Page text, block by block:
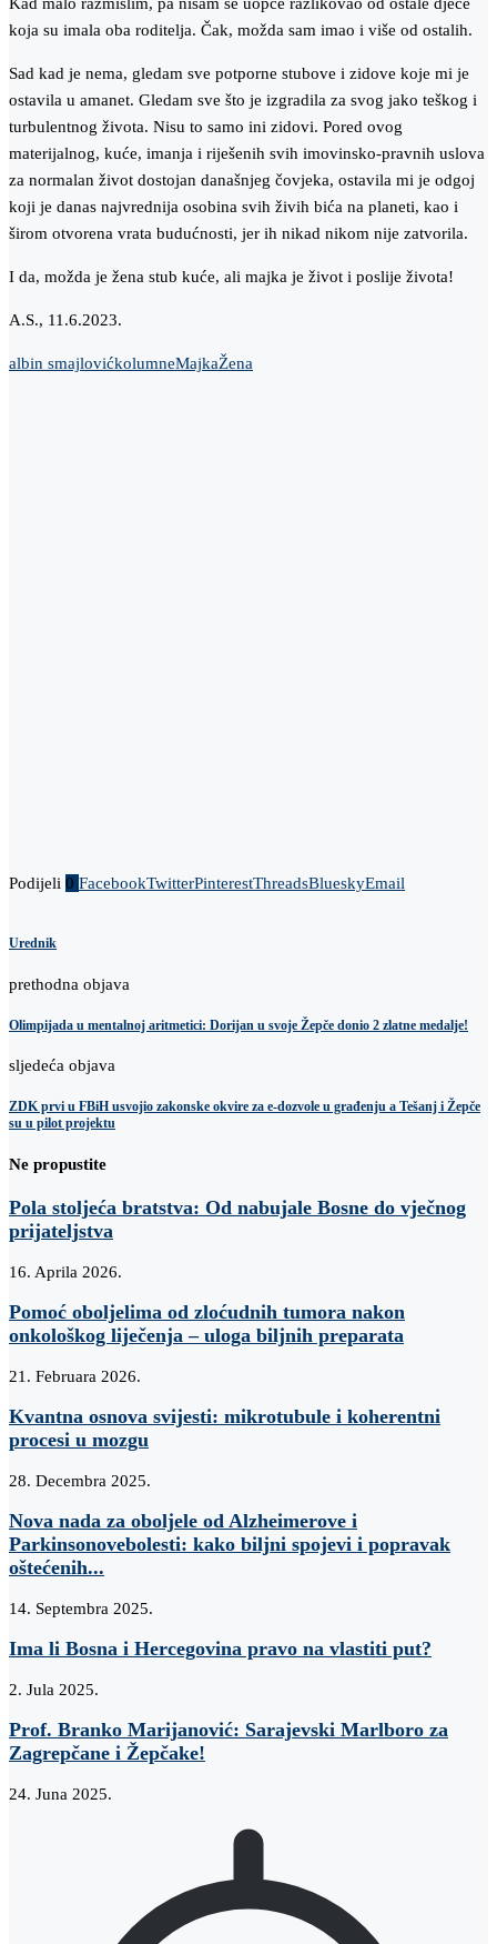
Kad malo razmislim, pa nisam se uopće razlikovao od ostale djece
koja su imala oba roditelja. Čak, možda sam imao i više od ostalih.
Sad kad je nema, gledam sve potporne stubove i zidove koje mi je
ostavila u amanet. Gledam sve što je izgradila za svog jako teškog i
turbulentnog života. Nisu to samo ini zidovi. Pored ovog
materijalnog, kuće, imanja i riješenih svih imovinsko-pravnih uslova
za normalan život dostojan današnjeg čovjeka, ostavila mi je odgoj
koji je danas najvrednija osobina svih živih bića na planeti, kao i
širom otvorena vrata budućnosti, jer ih nikad nikom nije zatvorila.
I da, možda je žena stub kuće, ali majka je život i poslije života!
A.S., 11.6.2023.
albin smajlovićkolumneMajkaŽena
Podijeli 0 FacebookTwitterPinterestThreadsBlueskyEmail
Urednik
prethodna objava
Olimpijada u mentalnoj aritmetici: Dorijan u svoje Žepče donio 2 zlatne medalje!
sljedeća objava
ZDK prvi u FBiH usvojio zakonske okvire za e-dozvole u građenju a Tešanj i Žepče
su u pilot projektu
Ne propustite
Pola stoljeća bratstva: Od nabujale Bosne do vječnog
prijateljstva
16. Aprila 2026.
Pomoć oboljelima od zloćudnih tumora nakon
onkološkog liječenja – uloga biljnih preparata
21. Februara 2026.
Kvantna osnova svijesti: mikrotubule i koherentni
procesi u mozgu
28. Decembra 2025.
Nova nada za oboljele od Alzheimerove i
Parkinsonovebolesti: kako biljni spojevi i popravak
oštećenih...
14. Septembra 2025.
Ima li Bosna i Hercegovina pravo na vlastiti put?
2. Jula 2025.
Prof. Branko Marijanović: Sarajevski Marlboro za
Zagrepčane i Žepčake!
24. Juna 2025.